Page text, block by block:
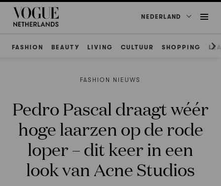
NEDERLAND
FASHION BEAUTY LIVING CULTUUR SHOPPING
FASHION NIEUWS
Pedro Pascal draagt wéér
hoge laarzen op de rode
loper – dit keer in een
look van Acne Studios